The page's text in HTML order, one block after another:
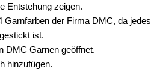
Entstehung zeigen.
Garnfarben der Firma DMC, da jedes
ist.
DMC Garnen geöffnet.
hinzufügen.